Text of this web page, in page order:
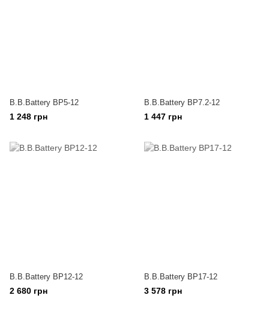
B.B.Battery BP5-12
1 248 грн
B.B.Battery BP7.2-12
1 447 грн
B.B.Battery BP12-12
2 680 грн
B.B.Battery BP17-12
3 578 грн